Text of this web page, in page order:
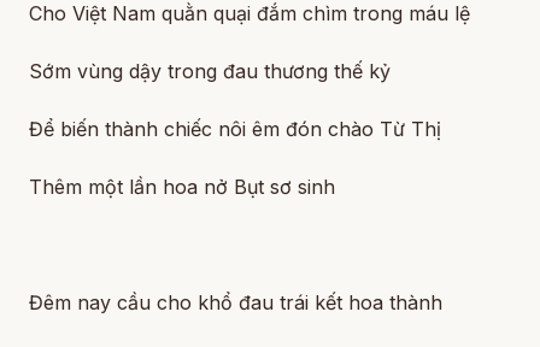
Cho Việt Nam quằn quại đắm chìm trong máu lệ
Sớm vùng dậy trong đau thương thế kỷ
Để biến thành chiếc nôi êm đón chào Từ Thị
Thêm một lần hoa nở Bụt sơ sinh
Đêm nay cầu cho khổ đau trái kết hoa thành